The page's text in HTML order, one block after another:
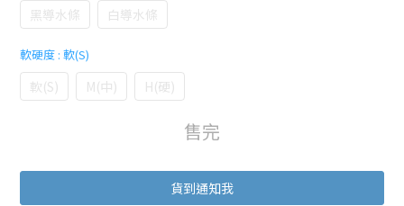
黑導水條 白導水條
軟硬度 : 軟(S)
軟(S) M(中) H(硬)
售完
貨到通知我